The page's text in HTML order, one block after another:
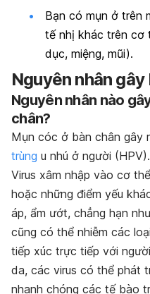
Bạn có mụn ở trên
tế nhị khác trên cơ
dục, miệng, mũi).
Nguyên nhân gây
Nguyên nhân nào
chân?
Mụn cóc ở bàn chân gây
trùng u nhú ở người (HPV).
Virus xâm nhập vào cơ
hoặc những điểm yếu
áp, ẩm ướt, chẳng hạn
cũng có thể nhiễm các
tiếp xúc trực tiếp với
da, các virus có thể phát
nhanh chóng các tế bào